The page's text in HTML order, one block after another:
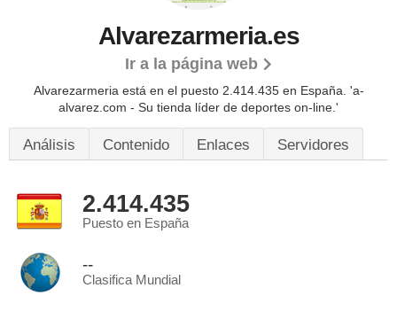
Alvarezarmeria.es
Ir a la página web
Alvarezarmeria está en el puesto 2.414.435 en España. 'a-
alvarez.com - Su tienda líder de deportes on-line.'
Análisis Contenido Enlaces Servidores
2.414.435
Puesto en España
--
Clasifica Mundial